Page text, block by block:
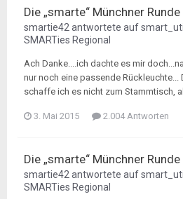
Die „smarte“ Münchner Runde
smartie42 antwortete auf
SMARTies Regional
Ach Danke....ich dachte es mir
nur noch eine passende Rückleuchte...
schaffe ich es nicht zum Stammtisch,
3. Mai 2015 2.004 Antworten
Die „smarte“ Münchner Runde
smartie42 antwortete auf
SMARTies Regional